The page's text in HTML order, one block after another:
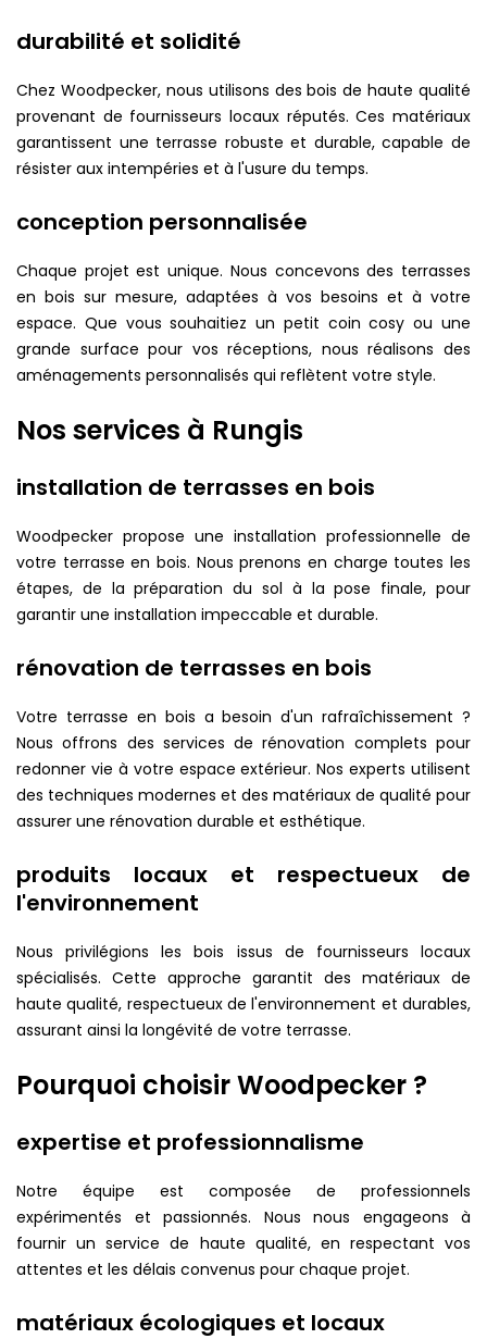
durabilité et solidité
Chez Woodpecker, nous utilisons des bois de haute qualité
provenant de fournisseurs locaux réputés. Ces matériaux
garantissent une terrasse robuste et durable, capable de
résister aux intempéries et à l'usure du temps.
conception personnalisée
Chaque projet est unique. Nous concevons des terrasses
en bois sur mesure, adaptées à vos besoins et à votre
espace. Que vous souhaitiez un petit coin cosy ou une
grande surface pour vos réceptions, nous réalisons des
aménagements personnalisés qui reflètent votre style.
Nos services à Rungis
installation de terrasses en bois
Woodpecker propose une installation professionnelle de
votre terrasse en bois. Nous prenons en charge toutes les
étapes, de la préparation du sol à la pose finale, pour
garantir une installation impeccable et durable.
rénovation de terrasses en bois
Votre terrasse en bois a besoin d'un rafraîchissement ?
Nous offrons des services de rénovation complets pour
redonner vie à votre espace extérieur. Nos experts utilisent
des techniques modernes et des matériaux de qualité pour
assurer une rénovation durable et esthétique.
produits locaux et respectueux de
l'environnement
Nous privilégions les bois issus de fournisseurs locaux
spécialisés. Cette approche garantit des matériaux de
haute qualité, respectueux de l'environnement et durables,
assurant ainsi la longévité de votre terrasse.
Pourquoi choisir Woodpecker ?
expertise et professionnalisme
Notre équipe est composée de professionnels
expérimentés et passionnés. Nous nous engageons à
fournir un service de haute qualité, en respectant vos
attentes et les délais convenus pour chaque projet.
matériaux écologiques et locaux